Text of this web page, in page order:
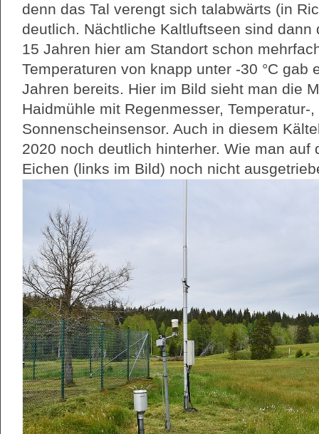
denn das Tal verengt sich talabwärts (in
deutlich. Nächtliche Kaltluftseen sind
15 Jahren hier am Standort schon
Temperaturen von knapp unter -30 °C gab
Jahren bereits. Hier im Bild sieht man die
Haidmühle mit Regenmesser, Temperatur-
Sonnenscheinsensor. Auch in diesem
2020 noch deutlich hinterher. Wie man auf
Eichen (links im Bild) noch nicht